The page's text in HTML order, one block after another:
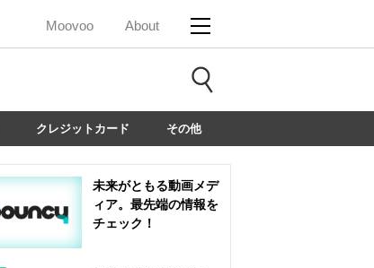
Moovoo About
クレジットカード その他
未来がともる動画メデ
ィア。最先端の情報を
チェック！